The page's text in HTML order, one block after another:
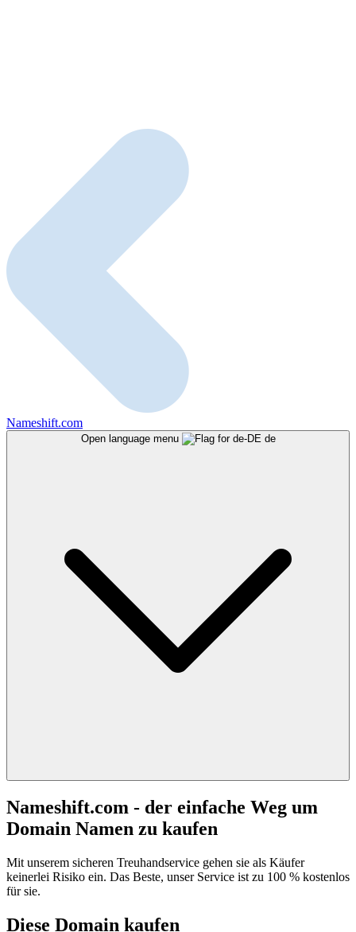
Nameshift.com
Open language menu de
Nameshift.com - der einfache Weg um
Domain Namen zu kaufen
Mit unserem sicheren Treuhandservice gehen sie als Käufer
keinerlei Risiko ein. Das Beste, unser Service ist zu 100 % kostenlos
für sie.
Diese Domain kaufen